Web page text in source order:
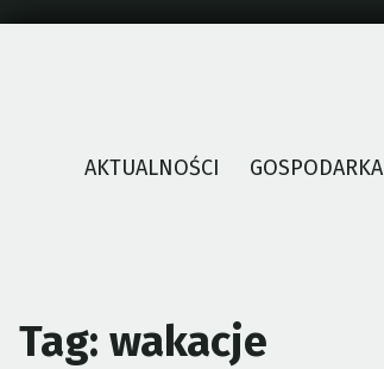
AKTUALNOŚCI GOSPODARKA
Tag: wakacje